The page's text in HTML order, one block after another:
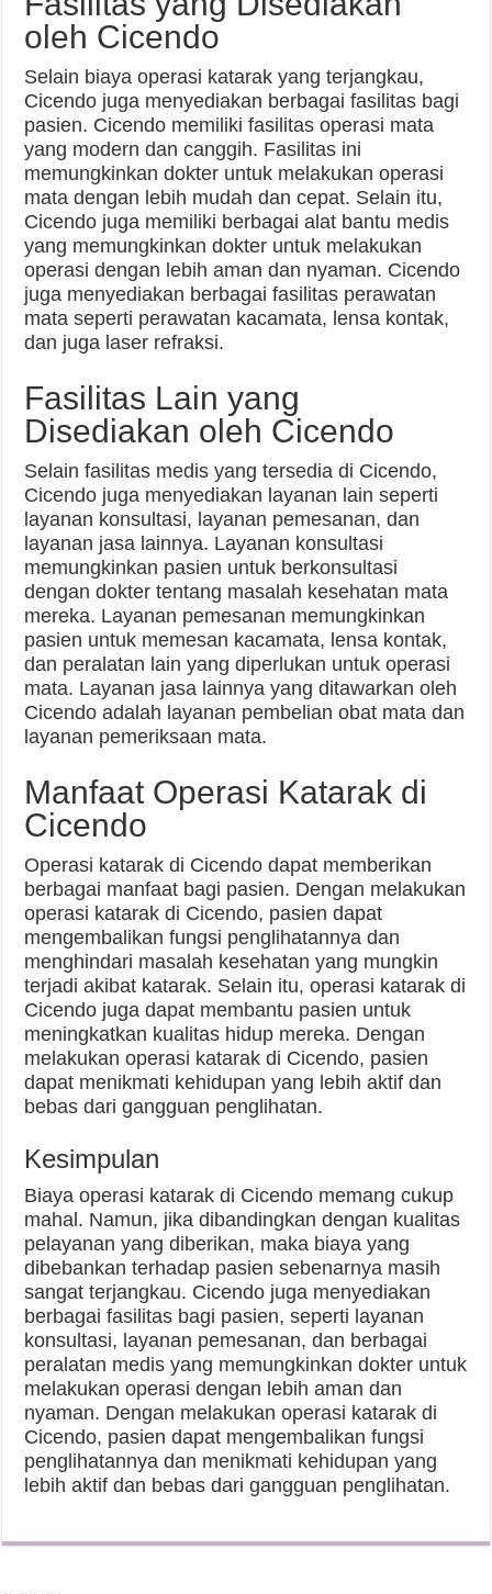
oleh Cicendo
Selain biaya operasi katarak yang terjangkau,
Cicendo juga menyediakan berbagai fasilitas bagi
pasien. Cicendo memiliki fasilitas operasi mata
yang modern dan canggih. Fasilitas ini
memungkinkan dokter untuk melakukan operasi
mata dengan lebih mudah dan cepat. Selain itu,
Cicendo juga memiliki berbagai alat bantu medis
yang memungkinkan dokter untuk melakukan
operasi dengan lebih aman dan nyaman. Cicendo
juga menyediakan berbagai fasilitas perawatan
mata seperti perawatan kacamata, lensa kontak,
dan juga laser refraksi.
Fasilitas Lain yang
Disediakan oleh Cicendo
Selain fasilitas medis yang tersedia di Cicendo,
Cicendo juga menyediakan layanan lain seperti
layanan konsultasi, layanan pemesanan, dan
layanan jasa lainnya. Layanan konsultasi
memungkinkan pasien untuk berkonsultasi
dengan dokter tentang masalah kesehatan mata
mereka. Layanan pemesanan memungkinkan
pasien untuk memesan kacamata, lensa kontak,
dan peralatan lain yang diperlukan untuk operasi
mata. Layanan jasa lainnya yang ditawarkan oleh
Cicendo adalah layanan pembelian obat mata dan
layanan pemeriksaan mata.
Manfaat Operasi Katarak di
Cicendo
Operasi katarak di Cicendo dapat memberikan
berbagai manfaat bagi pasien. Dengan melakukan
operasi katarak di Cicendo, pasien dapat
mengembalikan fungsi penglihatannya dan
menghindari masalah kesehatan yang mungkin
terjadi akibat katarak. Selain itu, operasi katarak di
Cicendo juga dapat membantu pasien untuk
meningkatkan kualitas hidup mereka. Dengan
melakukan operasi katarak di Cicendo, pasien
dapat menikmati kehidupan yang lebih aktif dan
bebas dari gangguan penglihatan.
Kesimpulan
Biaya operasi katarak di Cicendo memang cukup
mahal. Namun, jika dibandingkan dengan kualitas
pelayanan yang diberikan, maka biaya yang
dibebankan terhadap pasien sebenarnya masih
sangat terjangkau. Cicendo juga menyediakan
berbagai fasilitas bagi pasien, seperti layanan
konsultasi, layanan pemesanan, dan berbagai
peralatan medis yang memungkinkan dokter untuk
melakukan operasi dengan lebih aman dan
nyaman. Dengan melakukan operasi katarak di
Cicendo, pasien dapat mengembalikan fungsi
penglihatannya dan menikmati kehidupan yang
lebih aktif dan bebas dari gangguan penglihatan.